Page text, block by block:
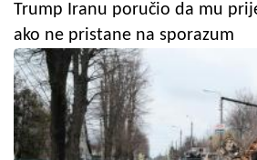
Trump Iranu poručio da mu
ako ne pristane na sporazum